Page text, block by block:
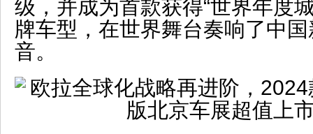
级，并成为首款获得“世界年度
牌车型，在世界舞台奏响了中
音。